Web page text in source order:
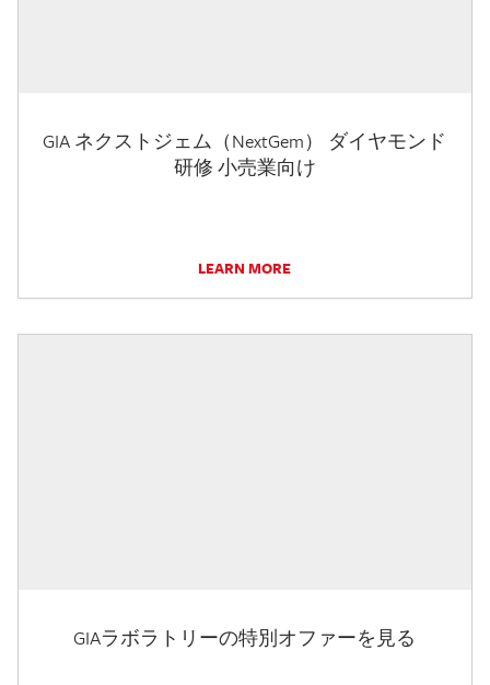
GIA ネクストジェム（NextGem） ダイヤモンド
研修 小売業向け
LEARN MORE
GIAラボラトリーの特別オファーを見る